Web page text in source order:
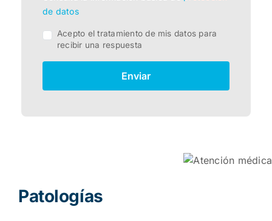
de datos
Acepto el tratamiento de mis datos para
recibir una respuesta
Enviar
Patologías